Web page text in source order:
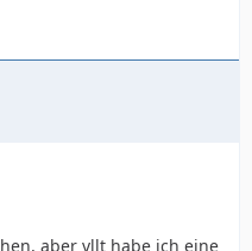
aber vllt habe ich eine